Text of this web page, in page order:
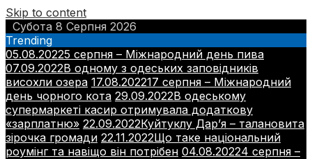
Skip to content
Субота 8 Серпня 2026
Trending
05.08.20225 серпня – Міжнародний день пива
07.09.2022В одному з одеських заповідників
висохли озера 17.08.202217 серпня – Міжнародний
день чорного кота 29.09.2022В одеському
супермаркеті касир отримувала додаткову
«зарплатню» 22.09.2022Куйтуклу Дар’я – талановита
зірочка громади 22.11.2022Що таке національний
роумінг та навіщо він потрібен 04.08.20224 серпня –